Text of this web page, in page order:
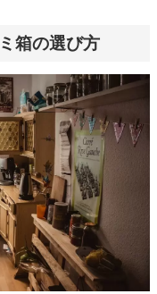
箱の選び方